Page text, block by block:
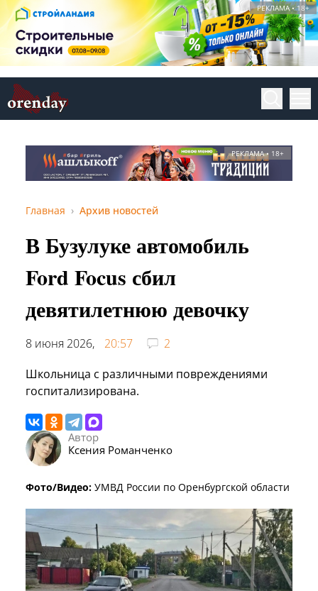
РЕКЛАМА • 18+
РЕКЛАМА • 18+
Главная Архив новостей
В Бузулуке автомобиль
Ford Focus сбил
девятилетнюю девочку
8 июня 2026, 20:57
2
Школьница с различными повреждениями
госпитализирована.
Автор
Ксения Романченко
Фото/Видео: УМВД России по Оренбургской области